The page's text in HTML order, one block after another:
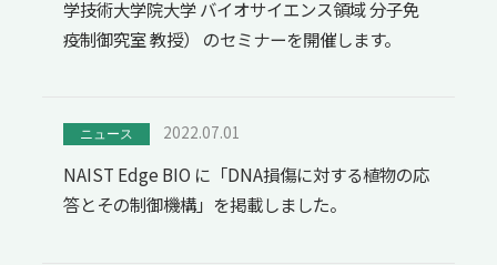
学技術大学院大学 バイオサイエンス領域 分子免
疫制御究室 教授） のセミナーを開催します。
ニュース 2022.07.01
NAIST Edge BIO に「DNA損傷に対する植物の応
答とその制御機構」を掲載しました。